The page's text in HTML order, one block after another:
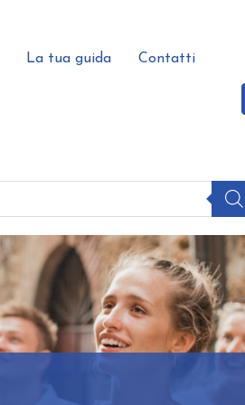
La tua guida Contatti